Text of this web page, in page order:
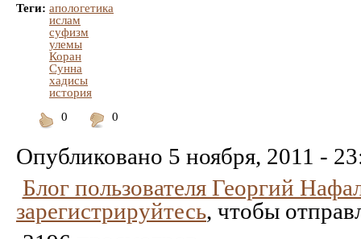
Теги: апологетика
ислам
суфизм
улемы
Коран
Сунна
хадисы
история
0
0
Опубликовано 5 ноября, 2011 -
Блог пользователя Георгий
зарегистрируйтесь, чтобы